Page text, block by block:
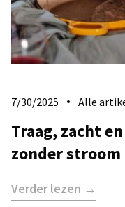
7/30/2025 Alle
​Traag, zacht
zonder stroom
Verder lezen →